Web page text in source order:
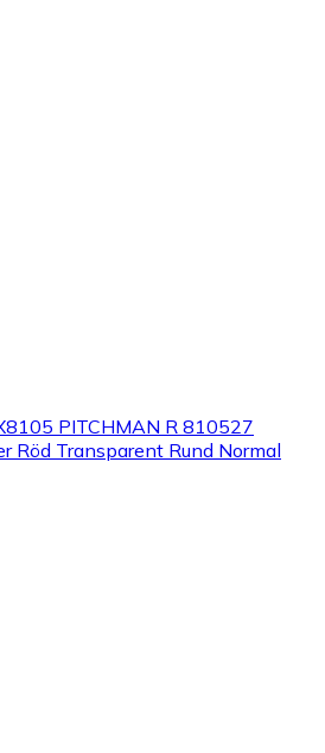
PITCHMAN R 810527
Röd Transparent Rund Normal